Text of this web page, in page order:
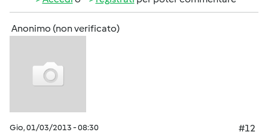
Anonimo (non verificato)
Gio, 01/03/2013 - 08:30
#12